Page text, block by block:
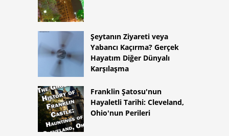
Şeytanın Ziyareti veya
Yabancı Kaçırma? Gerçek
Hayatım Diğer Dünyalı
Karşılaşma
Franklin Şatosu'nun
Hayaletli Tarihi: Cleveland,
Ohio'nun Perileri